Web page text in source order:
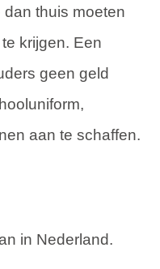
thuis moeten
krijgen. Een
geen geld
aan te schaffen.
in Nederland.